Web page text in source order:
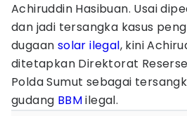
Achiruddin Hasibuan. Usai
dan jadi tersangka kasus
dugaan solar ilegal, kini
ditetapkan Direktorat
Polda Sumut sebagai
gudang BBMilegal.